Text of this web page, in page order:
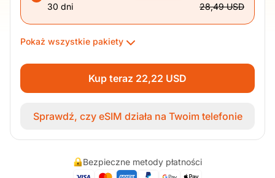
30 dni 28,49 USD
Pokaż wszystkie pakiety
Kup teraz 22,22 USD
Sprawdź, czy eSIM działa na Twoim telefonie
Bezpieczne metody płatności